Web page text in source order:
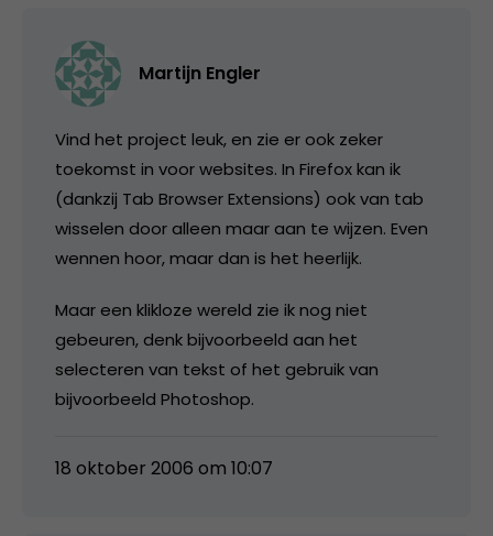
Martijn Engler
Vind het project leuk, en zie er ook zeker
toekomst in voor websites. In Firefox kan ik
(dankzij Tab Browser Extensions) ook van tab
wisselen door alleen maar aan te wijzen. Even
wennen hoor, maar dan is het heerlijk.
Maar een klikloze wereld zie ik nog niet
gebeuren, denk bijvoorbeeld aan het
selecteren van tekst of het gebruik van
bijvoorbeeld Photoshop.
18 oktober 2006 om 10:07